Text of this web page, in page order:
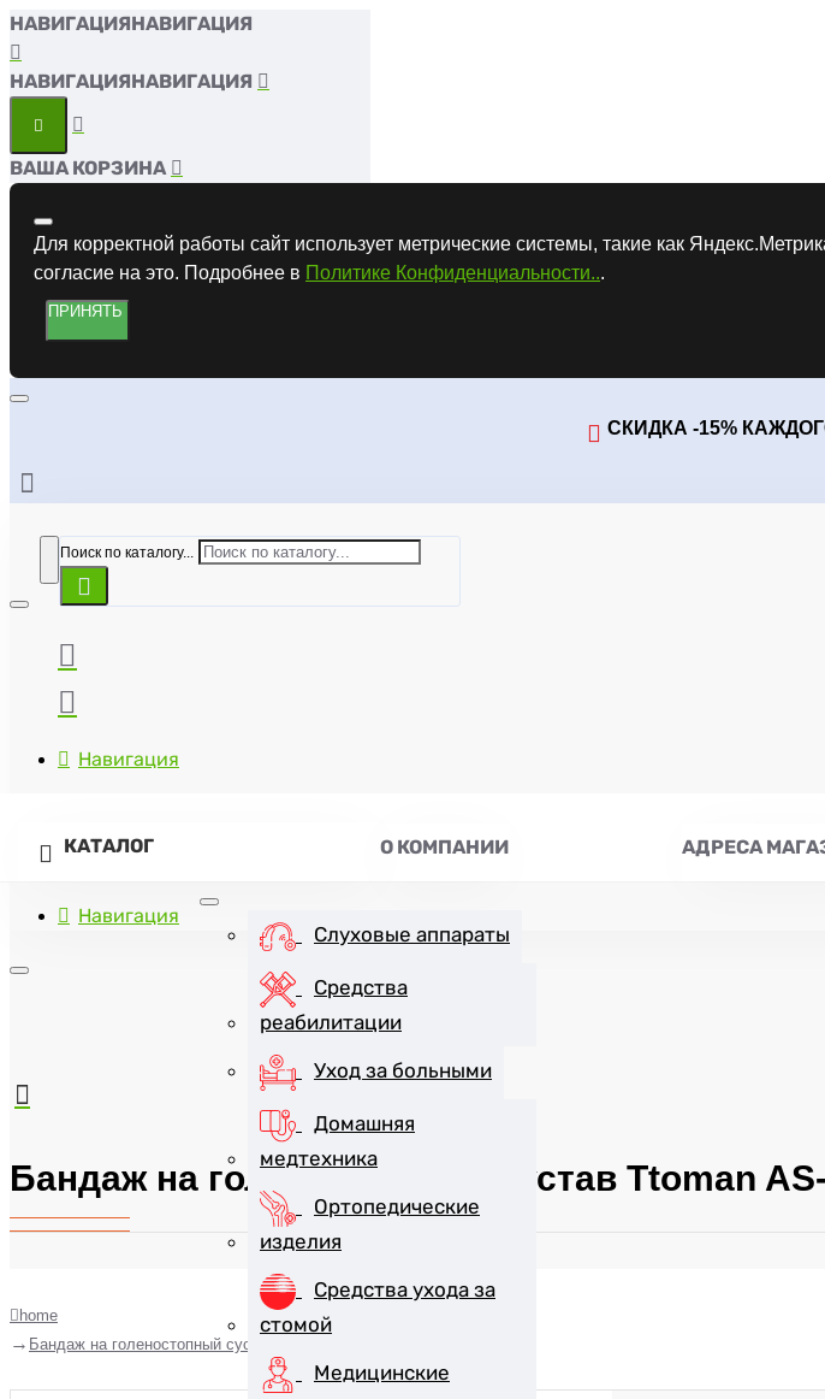
НАВИГАЦИЯ
НАВИГАЦИЯ
ВАША КОРЗИНА
Для корректной работы сайт использует метрические системы, такие как
согласие на это. Подробнее в Политике Конфиденциальности...
ПРИНЯТЬ
СКИДКА -15%
Поиск по каталогу...
Навигация
КАТАЛОГ
Слуховые аппараты
Средства
реабилитации
Уход за больными
Домашняя
медтехника
Ортопедические
изделия
Средства ухода за
стомой
Медицинские
О КОМПАНИИ АДРЕСА
Навигация
Бандаж на голеностопный сустав Ttoman
home
Бандаж на голеностопный сустав Ttoman AS-N02